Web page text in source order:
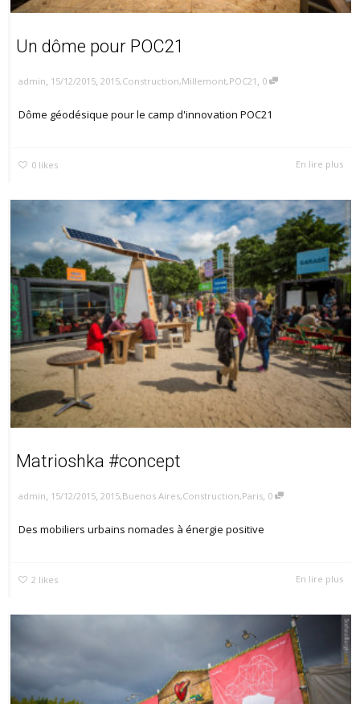
Un dôme pour POC21
admin, 15/12/2015, 2015,Construction,Millemont,POC21 , 0
Dôme géodésique pour le camp d'innovation POC21
0 likes En lire plus
Matrioshka #concept
admin, 15/12/2015, 2015,Buenos Aires,Construction,Paris, 0
Des mobiliers urbains nomades à énergie positive
2 likes En lire plus